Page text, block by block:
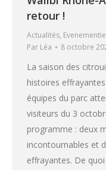
retour !
Actualités,
Par Léa 8 octobre
La saison des
histoires
équipes du parc
visiteurs du 3
programme : deux
incontournables et
effrayantes. De